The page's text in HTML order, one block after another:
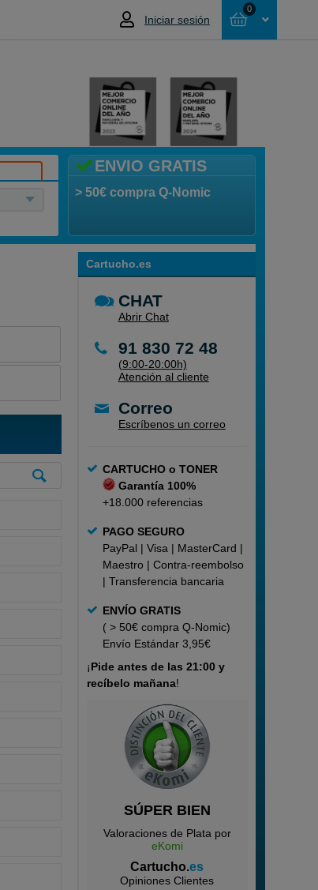
Iniciar sesión
0
NO HAS SELECCIONADO NINGÚN
ENVIO GRATIS
> 50€ compra Q-Nomic
Cartucho.es
CHAT
Abrir Chat
91 830 72 48
(9:00-20:00h)
Atención al cliente
Correo
Escríbenos un correo
CARTUCHO o TONER
Garantía 100%
+18.000 referencias
PAGO SEGURO
PayPal | Visa | MasterCard |
Maestro | Contra-reembolso
| Transferencia bancaria
ENVÍO GRATIS
( > 50€ compra Q-Nomic)
Envío Estándar 3,95€
¡Pide antes de las 21:00 y
recíbelo mañana!
SÚPER BIEN
Valoraciones de Plata por
eKomi
Cartucho.es
Opiniones Clientes